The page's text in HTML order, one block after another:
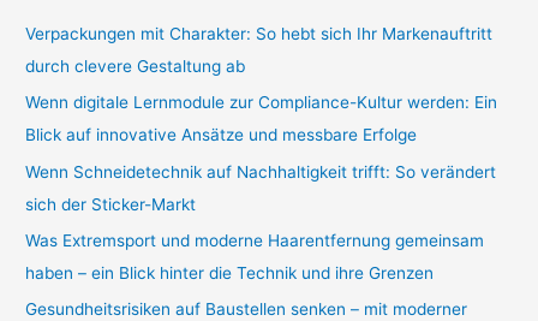
h
:
Verpackungen mit Charakter: So hebt sich Ihr Markenauftritt
durch clevere Gestaltung ab
Wenn digitale Lernmodule zur Compliance-Kultur werden: Ein
Blick auf innovative Ansätze und messbare Erfolge
Wenn Schneidetechnik auf Nachhaltigkeit trifft: So verändert
sich der Sticker-Markt
Was Extremsport und moderne Haarentfernung gemeinsam
haben – ein Blick hinter die Technik und ihre Grenzen
Gesundheitsrisiken auf Baustellen senken – mit moderner